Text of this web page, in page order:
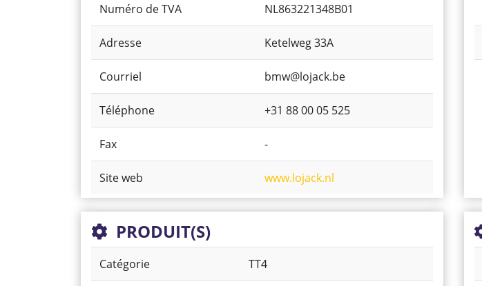
Numéro de TVA NL863221348B01
Adresse Ketelweg 33A
Courriel bmw@lojack.be
Téléphone +31 88 00 05 525
Fax -
Site web www.lojack.nl
PRODUIT(S)
Catégorie TT4